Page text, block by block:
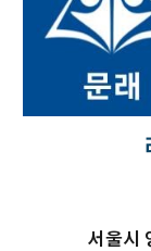
서울시